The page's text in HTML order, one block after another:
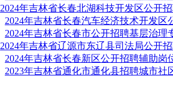
2024年吉林省长春北湖科技开发区公开
2024年吉林省长春汽车经济技术开发区
2024年吉林省长春市公开招聘基层治理
2024年吉林省辽源市东辽县司法局公开
2024年吉林省长春新区公开招聘辅助岗
2023年吉林省通化市通化县招聘城市社